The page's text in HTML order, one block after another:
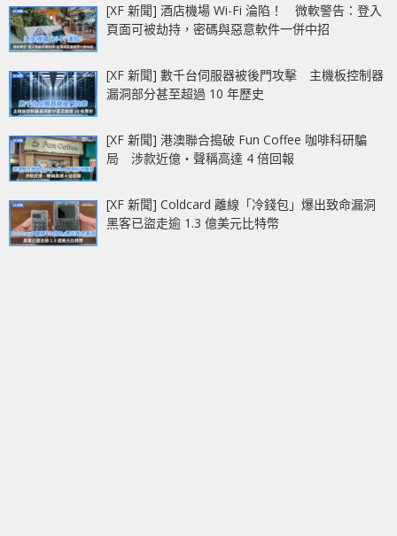
[XF 新聞] 酒店機場 Wi-Fi 淪陷！ 微軟警告：登入
頁面可被劫持，密碼與惡意軟件一併中招
[XF 新聞] 數千台伺服器被後門攻擊 主機板控制器
漏洞部分甚至超過 10 年歷史
[XF 新聞] 港澳聯合搗破 Fun Coffee 咖啡科研騙
局 涉款近億‧聲稱高達 4 倍回報
[XF 新聞] Coldcard 離線「冷錢包」爆出致命漏洞
黑客已盜走逾 1.3 億美元比特幣